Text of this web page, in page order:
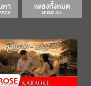
เพลงทั้งหมด
MUSIC ALL
หา